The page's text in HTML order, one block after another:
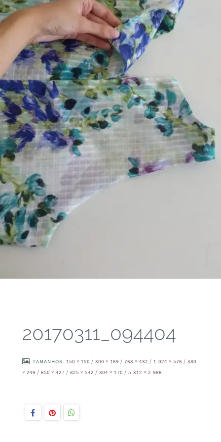
20170311_094404
TAMANHOS: 150 × 150 / 300 × 169 / 768 × 432 / 1.024 × 576 / 380
× 249 / 650 × 427 / 825 × 542 / 304 × 170 / 5.312 × 2.988